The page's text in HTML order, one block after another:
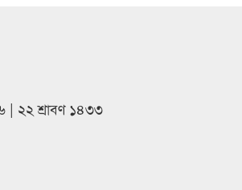
| ২২ শ্রাবণ ১৪৩৩